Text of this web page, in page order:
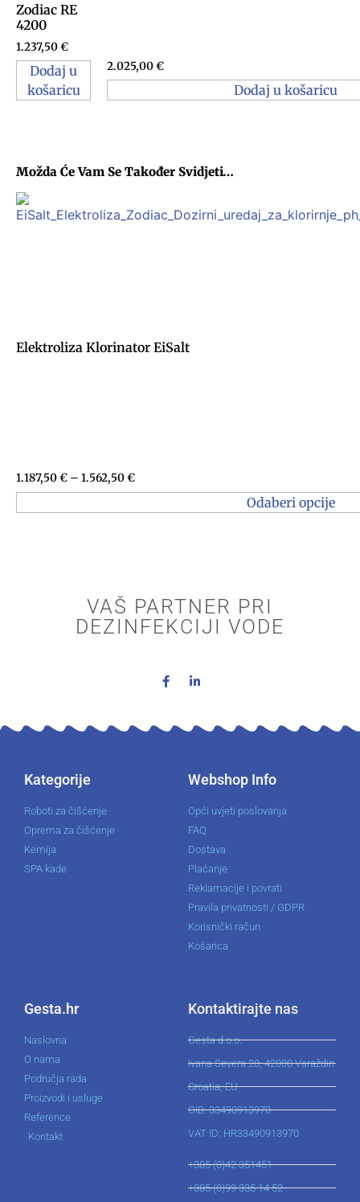
Zodiac RE
4200
1.237,50€
Dodaj u
košaricu
2.025,00€
Dodaj u košaricu
Možda Će Vam Se Također Svidjeti…
Elektroliza Klorinator EiSalt
1.187,50€ – 1.562,50€
Odaberi opcije
VAŠ PARTNER PRI
DEZINFEKCIJI VODE
Kategorije
Roboti za čišćenje
Oprema za čišćenje
Kemija
SPA kade
Webshop Info
Opći uvjeti poslovanja
FAQ
Dostava
Plaćanje
Reklamacije i povrati
Pravila privatnosti / GDPR
Korisnički račun
Košarica
Gesta.hr
Naslovna
O nama
Područja rada
Proizvodi i usluge
Reference
Kontakt
Kontaktirajte nas
Gesta d.o.o.
Ivana Severa 20, 42000 Varaždin
Croatia, EU
OIB: 33490913970
VAT ID: HR33490913970
+385 (0)42 351451
+385 (0)99 335 14 52